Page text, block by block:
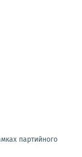
партийного